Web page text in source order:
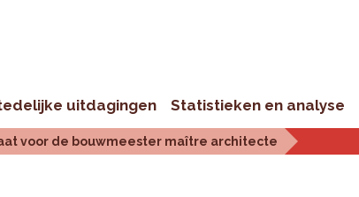
uitdagingen Statistieken en analyse
voor de bouwmeester maître architecte